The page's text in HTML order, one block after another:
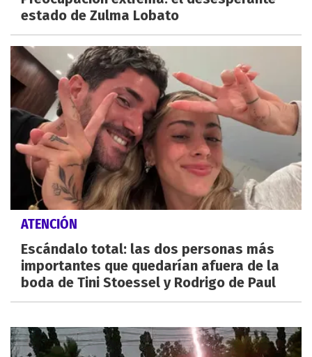
estado de Zulma Lobato
ATENCIÓN
Escándalo total: las dos personas más
importantes que quedarían afuera de la
boda de Tini Stoessel y Rodrigo de Paul